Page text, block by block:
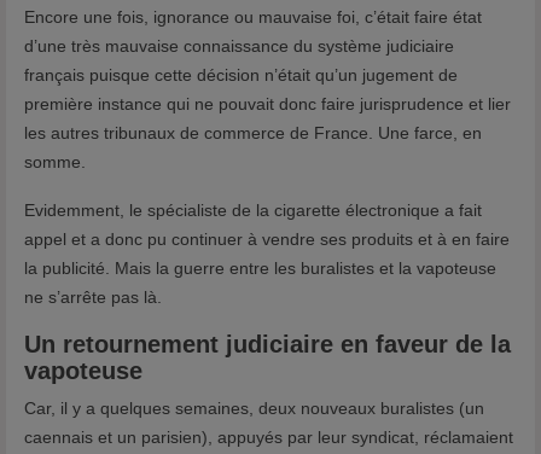
Encore une fois, ignorance ou mauvaise foi, c’était faire état
d’une très mauvaise connaissance du système judiciaire
français puisque cette décision n’était qu’un jugement de
première instance qui ne pouvait donc faire jurisprudence et lier
les autres tribunaux de commerce de France. Une farce, en
somme.
Evidemment, le spécialiste de la cigarette électronique a fait
appel et a donc pu continuer à vendre ses produits et à en faire
la publicité. Mais la guerre entre les buralistes et la vapoteuse
ne s’arrête pas là.
Un retournement judiciaire en faveur de la
vapoteuse
Car, il y a quelques semaines, deux nouveaux buralistes (un
caennais et un parisien), appuyés par leur syndicat, réclamaient